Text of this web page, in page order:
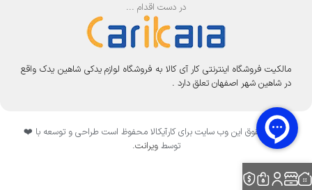
در دست اقدام ...
مالکیت فروشگاه اینترنتی کار آی کالا به فروشگاه لوازم یدکی شاهین یدک واقع
در شاهین شهر اصفهان تعلق دارد .
تمامی حقوق این وب سایت برای کارآیکالا محفوظ است طراحی و توسعه با ❤️
توسطویرانت.